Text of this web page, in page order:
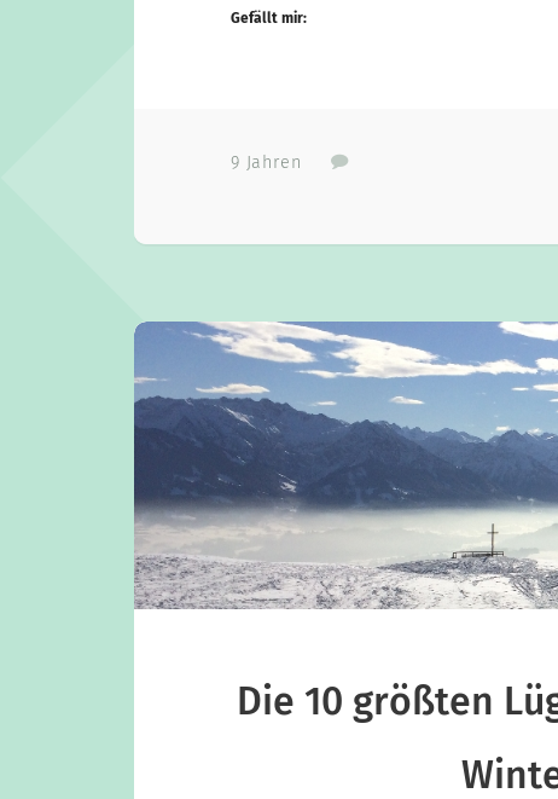
Gefällt mir:
9 Jahren
Die 10 größten